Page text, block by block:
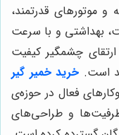
و موتورهای قدرتمند،
بهداشتی و با سرعت
ارتقای چشمگیر کیفیت
است. خرید خمیر گیر
فعال در حوزه‌ی
و طراحی‌های